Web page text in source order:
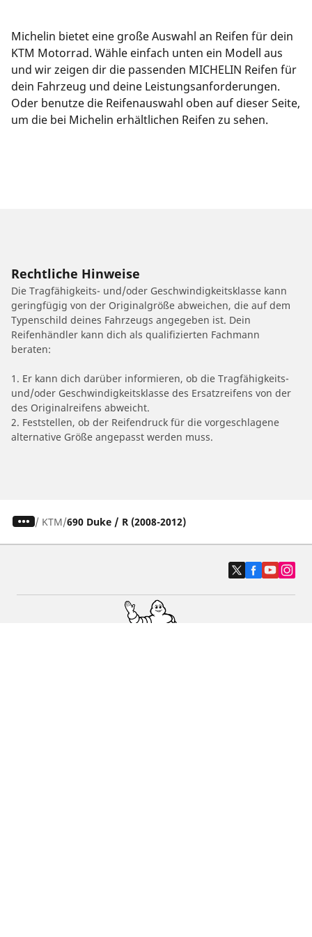
Michelin bietet eine große Auswahl an Reifen für dein
KTM Motorrad. Wähle einfach unten ein Modell aus
und wir zeigen dir die passenden MICHELIN Reifen für
dein Fahrzeug und deine Leistungsanforderungen.
Oder benutze die Reifenauswahl oben auf dieser Seite,
um die bei Michelin erhältlichen Reifen zu sehen.
Rechtliche Hinweise
Die Tragfähigkeits- und/oder Geschwindigkeitsklasse kann
geringfügig von der Originalgröße abweichen, die auf dem
Typenschild deines Fahrzeugs angegeben ist. Dein
Reifenhändler kann dich als qualifizierten Fachmann
beraten:
1. Er kann dich darüber informieren, ob die Tragfähigkeits-
und/oder Geschwindigkeitsklasse des Ersatzreifens von der
des Originalreifens abweicht.
2. Feststellen, ob der Reifendruck für die vorgeschlagene
alternative Größe angepasst werden muss.
/ KTM 690 Duke / R (2008-2012)